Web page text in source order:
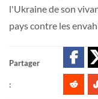
l'Ukraine de son
pays contre les
Partager
: